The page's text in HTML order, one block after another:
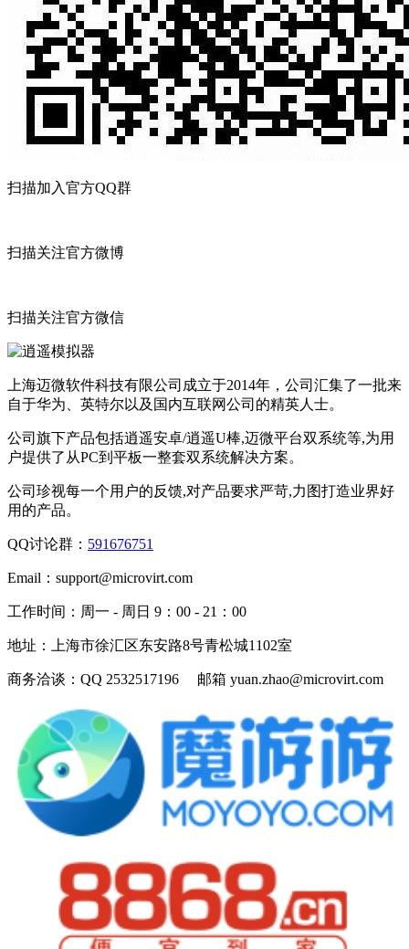
扫描加入官方QQ群
扫描关注官方微博
扫描关注官方微信
上海迈微软件科技有限公司成立于2014年，公司汇集了一批来
自于华为、英特尔以及国内互联网公司的精英人士。
公司旗下产品包括逍遥安卓/逍遥U棒,迈微平台双系统等,为用
户提供了从PC到平板一整套双系统解决方案。
公司珍视每一个用户的反馈,对产品要求严苛,力图打造业界好
用的产品。
QQ讨论群： 591676751
Email： support@microvirt.com
工作时间： 周一 - 周日 9：00 - 21：00
地址： 上海市徐汇区东安路8号青松城1102室
商务洽谈： QQ 2532517196 邮箱 yuan.zhao@microvirt.com